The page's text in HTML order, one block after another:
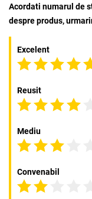
Acordati numarul de
despre produs,
Excelent
Reusit
Mediu
Convenabil